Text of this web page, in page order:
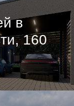
в
160